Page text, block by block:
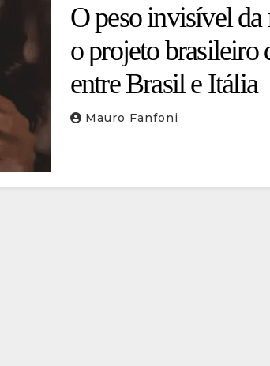
O peso invisível da
o projeto brasileiro
entre Brasil e Itália
Mauro Fanfoni